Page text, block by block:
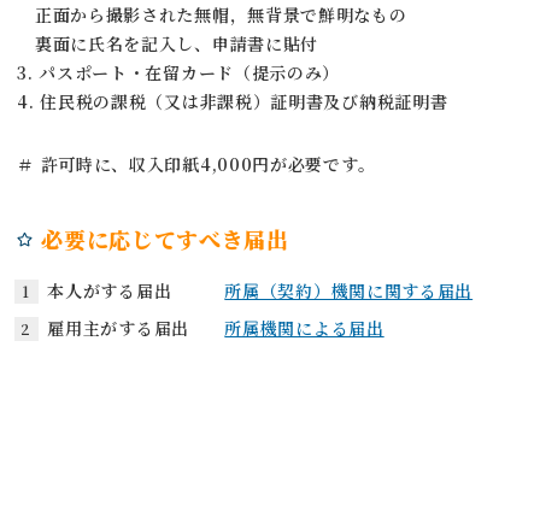
正面から撮影された無帽，無背景で鮮明なもの
裏面に氏名を記入し、申請書に貼付
3. パスポート・在留カード（提示のみ）
4. 住民税の課税（又は非課税）証明書及び納税証明書
＃ 許可時に、収入印紙4,000円が必要です。
必要に応じてすべき届出
本人がする届出所属（契約）機関に関する届出
雇用主がする届出所属機関による届出